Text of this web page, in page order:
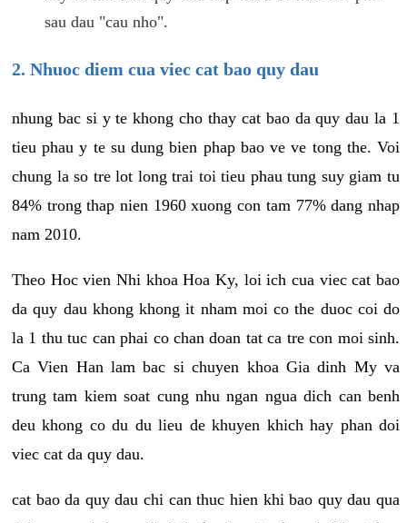
sau dau "cau nho".
2. Nhuoc diem cua viec cat bao quy dau
nhung bac si y te khong cho thay cat bao da quy dau la 1
tieu phau y te su dung bien phap bao ve ve tong the. Voi
chung la so tre lot long trai toi tieu phau tung suy giam tu
84% trong thap nien 1960 xuong con tam 77% dang nhap
nam 2010.
Theo Hoc vien Nhi khoa Hoa Ky, loi ich cua viec cat bao
da quy dau khong khong it nham moi co the duoc coi do
la 1 thu tuc can phai co chan doan tat ca tre con moi sinh.
Ca Vien Han lam bac si chuyen khoa Gia dinh My va
trung tam kiem soat cung nhu ngan ngua dich can benh
deu khong co du du lieu de khuyen khich hay phan doi
viec cat da quy dau.
cat bao da quy dau chi can thuc hien khi bao quy dau qua